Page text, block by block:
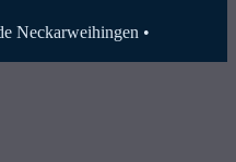
Neckarweihingen •